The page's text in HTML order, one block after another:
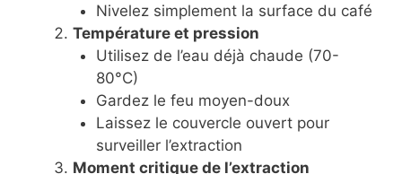
Nivelez simplement la surface du café
Température et pression
Utilisez de l’eau déjà chaude (70-
80°C)
Gardez le feu moyen-doux
Laissez le couvercle ouvert pour
surveiller l’extraction
Moment critique de l’extraction